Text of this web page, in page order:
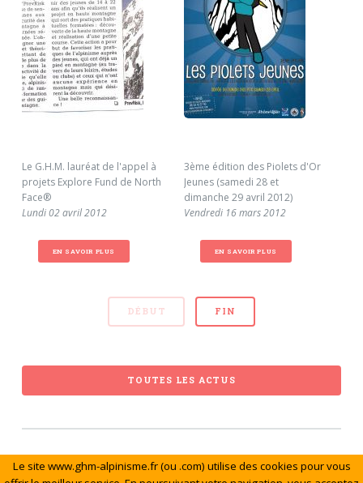
Le G.H.M. lauréat de l'appel à
projets Explore Fund de North
Face®
Lundi 02 avril 2012
EN SAVOIR PLUS
3ème édition des Piolets d'Or
Jeunes (samedi 28 et
dimanche 29 avril 2012)
Vendredi 16 mars 2012
EN SAVOIR PLUS
DÉBUT FIN
TOUTES LES ACTUS
© Le Groupe de Haute Montagne. Tous droits réservés.
Le site www.ghm-alpinisme.fr (ou .com) utilise des cookies pour vous